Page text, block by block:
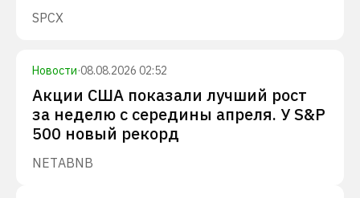
SPCX
Новости·08.08.2026 02:52
Акции США показали лучший рост
за неделю с середины апреля. У S&P
500 новый рекорд
NETABNB